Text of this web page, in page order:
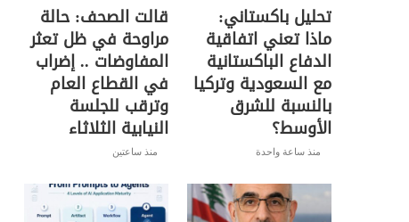
تحليل باكستاني:
ماذا تعني اتفاقية
الدفاع الباكستانية
مع السعودية وتركيا
بالنسبة للشرق
الأوسط؟
منذ ساعة واحدة
قالت الصحف: حالة
مراوحة في ظل تعثر
المفاوضات .. إضراب
في القطاع العام
وترقب للجلسة
النيابية الثلاثاء
منذ ساعتين